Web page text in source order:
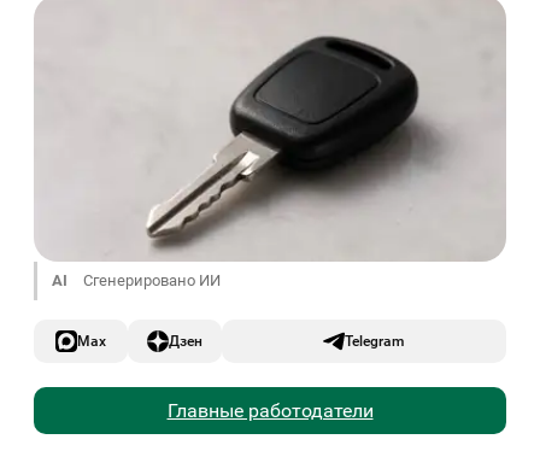
AI Сгенерировано ИИ
Max Дзен Telegram
Главные работодатели